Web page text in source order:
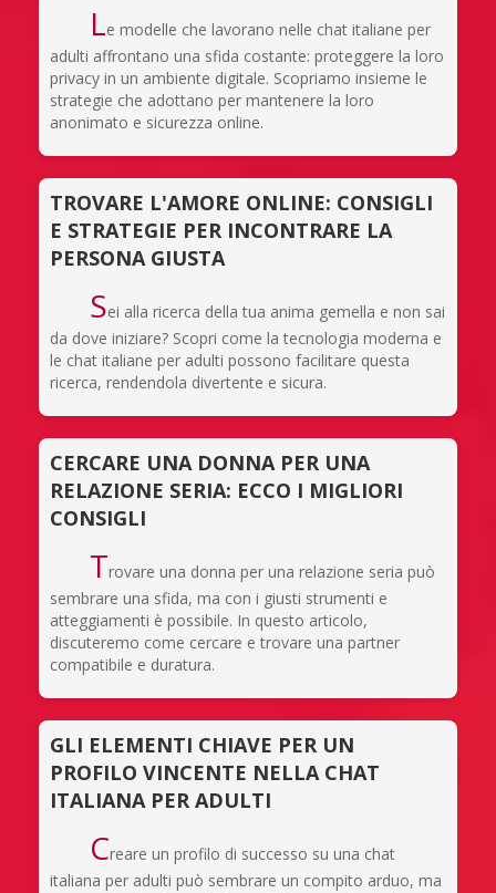
Le modelle che lavorano nelle chat italiane per
adulti affrontano una sfida costante: proteggere la loro
privacy in un ambiente digitale. Scopriamo insieme le
strategie che adottano per mantenere la loro
anonimato e sicurezza online.
TROVARE L'AMORE ONLINE: CONSIGLI
E STRATEGIE PER INCONTRARE LA
PERSONA GIUSTA
Sei alla ricerca della tua anima gemella e non sai
da dove iniziare? Scopri come la tecnologia moderna e
le chat italiane per adulti possono facilitare questa
ricerca, rendendola divertente e sicura.
CERCARE UNA DONNA PER UNA
RELAZIONE SERIA: ECCO I MIGLIORI
CONSIGLI
Trovare una donna per una relazione seria può
sembrare una sfida, ma con i giusti strumenti e
atteggiamenti è possibile. In questo articolo,
discuteremo come cercare e trovare una partner
compatibile e duratura.
GLI ELEMENTI CHIAVE PER UN
PROFILO VINCENTE NELLA CHAT
ITALIANA PER ADULTI
Creare un profilo di successo su una chat
italiana per adulti può sembrare un compito arduo, ma